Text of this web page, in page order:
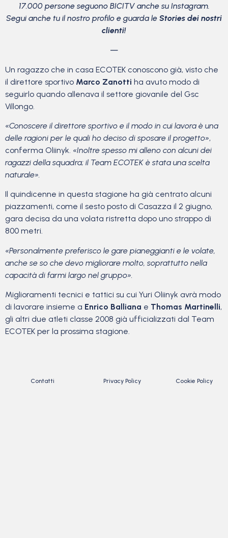
17.000 persone seguono BICITV anche su Instagram.
Segui anche tu il nostro profilo e guarda le Stories dei nostri
clienti!
—
Un ragazzo che in casa ECOTEK conoscono già, visto che
il direttore sportivo Marco Zanotti ha avuto modo di
seguirlo quando allenava il settore giovanile del Gsc
Villongo.
«Conoscere il direttore sportivo e il modo in cui lavora è una
delle ragioni per le quali ho deciso di sposare il progetto»,
conferma Oliinyk. «Inoltre spesso mi alleno con alcuni dei
ragazzi della squadra; il Team ECOTEK è stata una scelta
naturale».
Il quindicenne in questa stagione ha già centrato alcuni
piazzamenti, come il sesto posto di Casazza il 2 giugno,
gara decisa da una volata ristretta dopo uno strappo di
800 metri.
«Personalmente preferisco le gare pianeggianti e le volate,
anche se so che devo migliorare molto, soprattutto nella
capacità di farmi largo nel gruppo».
Miglioramenti tecnici e tattici su cui Yuri Oliinyk avrà modo
di lavorare insieme a Enrico Balliana e Thomas Martinelli,
gli altri due atleti classe 2008 già ufficializzati dal Team
ECOTEK per la prossima stagione.
Contatti Privacy Policy Cookie Policy